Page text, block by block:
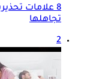
8 علامات
تجاهلها
2